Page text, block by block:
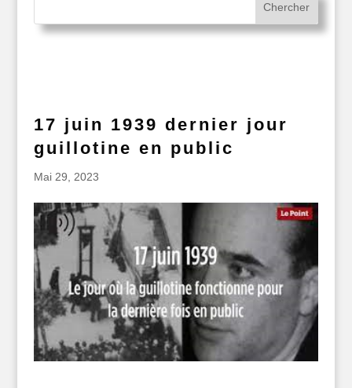
17 juin 1939 dernier jour
guillotine en public
Mai 29, 2023